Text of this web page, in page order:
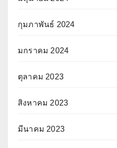
กุมภาพันธ์ 2024
มกราคม 2024
ตุลาคม 2023
สิงหาคม 2023
มีนาคม 2023